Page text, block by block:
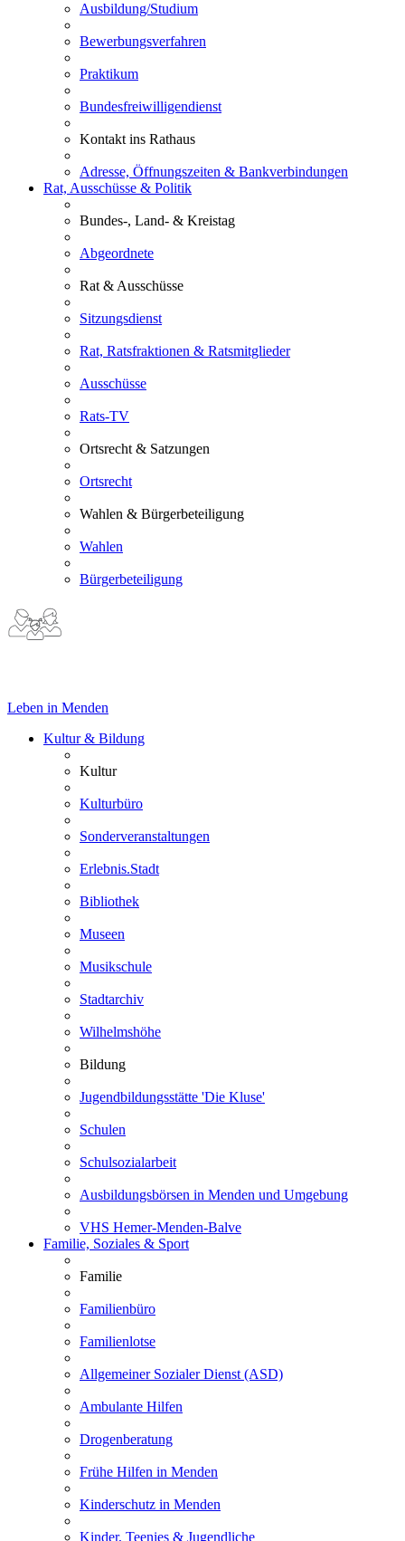
Ausbildung/Studium
Bewerbungsverfahren
Praktikum
Bundesfreiwilligendienst
Kontakt ins Rathaus
Adresse, Öffnungszeiten & Bankverbindungen
Rat, Ausschüsse & Politik
Bundes-, Land- & Kreistag
Abgeordnete
Rat & Ausschüsse
Sitzungsdienst
Rat, Ratsfraktionen & Ratsmitglieder
Ausschüsse
Rats-TV
Ortsrecht & Satzungen
Ortsrecht
Wahlen & Bürgerbeteiligung
Wahlen
Bürgerbeteiligung
Leben in Menden
Kultur & Bildung
Kultur
Kulturbüro
Sonderveranstaltungen
Erlebnis.Stadt
Bibliothek
Museen
Musikschule
Stadtarchiv
Wilhelmshöhe
Bildung
Jugendbildungsstätte 'Die Kluse'
Schulen
Schulsozialarbeit
Ausbildungsbörsen in Menden und Umgebung
VHS Hemer-Menden-Balve
Familie, Soziales & Sport
Familie
Familienbüro
Familienlotse
Allgemeiner Sozialer Dienst (ASD)
Ambulante Hilfen
Drogenberatung
Frühe Hilfen in Menden
Kinderschutz in Menden
Kinder, Teenies & Jugendliche